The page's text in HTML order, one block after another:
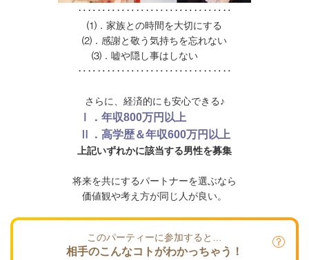
‥‥‥‥‥‥‥‥‥‥‥‥‥‥‥‥
⑴．家族との時間を大切にする
⑵．感謝と敬う気持ちを忘れない
⑶．嘘や隠し事はしない
‥‥‥‥‥‥‥‥‥‥‥‥‥‥‥‥
さらに、経済的にも安心できる♪
Ⅰ．年収800万円以上
Ⅱ．高学歴＆年収600万円以上
上記いずれかに該当する男性を募集
将来を共にするパートナーを選ぶなら
価値観や考え方が同じ人が良い。
このパーティーに参加すると…
相手のこんなコトがわかっちゃう！